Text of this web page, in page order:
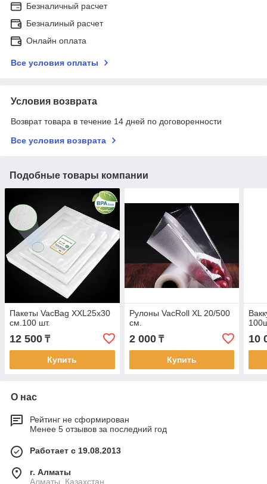
Безналичный расчет
Безналиный расчет
Онлайн оплата
Все условия оплаты
Условия возврата
Возврат товара в течение 14 дней по договоренности
Все условия возврата
Подобные товары компании
Пакеты VacBag XXL25x30
см.100 шт.
12 500 ₸
Купить
Рулоны VacRoll XL 20/500
см.
2 000₸
Купить
10
О нас
Рейтинг не сформирован
Менее 5 отзывов за последний год
Работает с 19.08.2013
г. Алматы
Алматы, Казахстан